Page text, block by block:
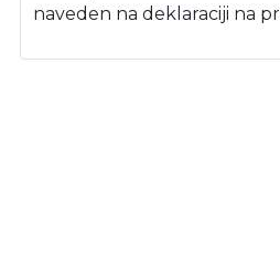
naveden na deklaraciji na